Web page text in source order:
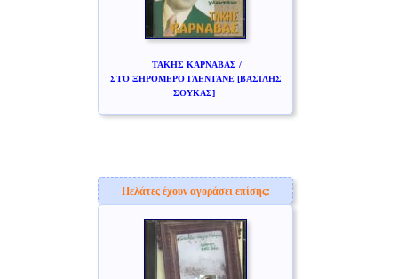
ΤΑΚΗΣ ΚΑΡΝΑΒΑΣ /
ΣΤΟ ΞΗΡΟΜΕΡΟ ΓΛΕΝΤΑΝΕ [ΒΑΣΙΛΗΣ
ΣΟΥΚΑΣ]
Πελάτες έχουν αγοράσει επίσης: